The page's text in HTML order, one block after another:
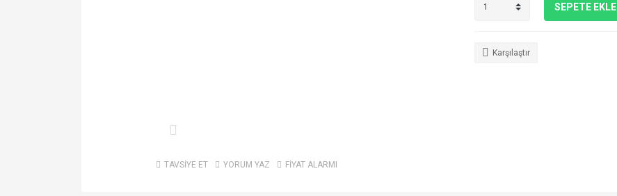
TAVSİYE ET YORUM YAZ FİYAT ALARMI
SEPETE EKLE
Karşılaştır